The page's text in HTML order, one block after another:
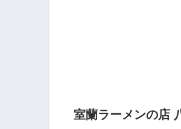
室蘭ラーメンの店